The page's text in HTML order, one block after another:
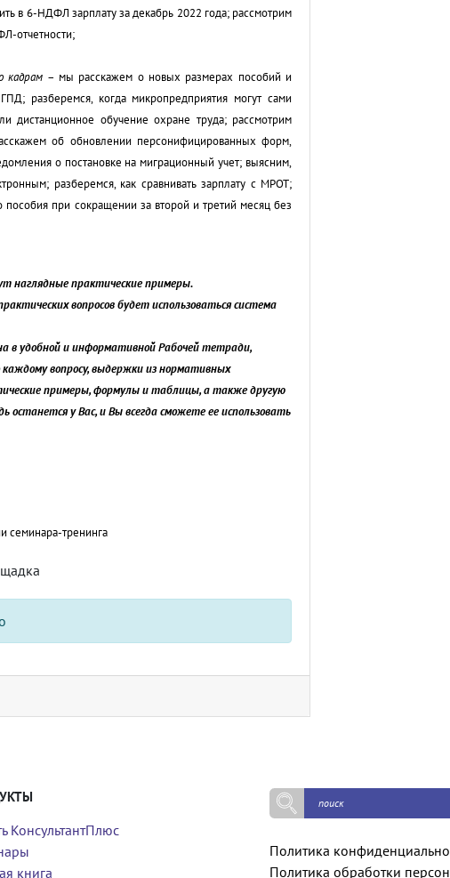
в 6-НДФЛ зарплату за декабрь 2022 года; рассмотрим
отчетности;
кадрам – мы расскажем о новых размерах пособий и
разберемся, когда микропредприятия могут сами
дистанционное обучение охране труда; рассмотрим
об обновлении персонифицированных форм,
о постановке на миграционный учет; выясним,
разберемся, как сравнивать зарплату с МРОТ;
при сокращении за второй и третий месяц без
наглядные практические примеры.
вопросов будет использоваться система
в удобной и информативной Рабочей тетради,
вопросу, выдержки из нормативных
примеры, формулы и таблицы, а также другую
у Вас, и Вы всегда сможете ее использовать
семинара-тренинга
КонсультантПлюс
книга
Политика
Политика обработки